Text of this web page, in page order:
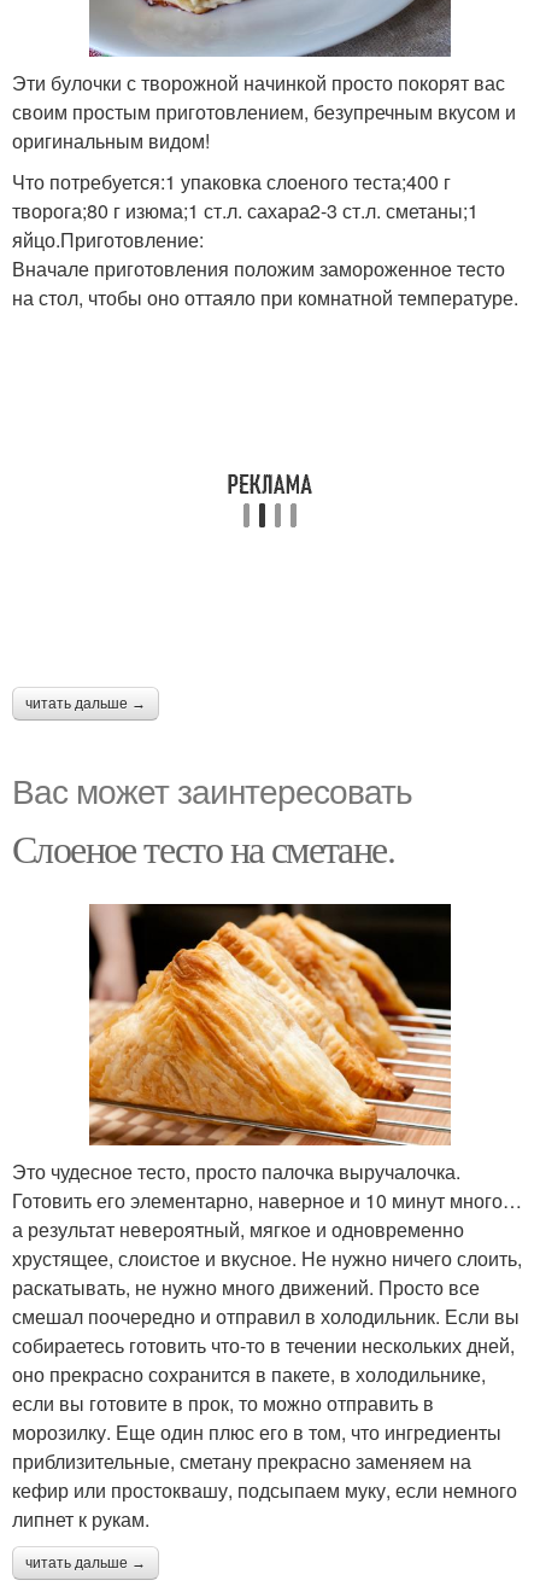
Эти булочки с творожной начинкой просто покорят вас
своим простым приготовлением, безупречным вкусом и
оригинальным видом!
Что потребуется:1 упаковка слоеного теста;400 г
творога;80 г изюма;1 ст.л. сахара2-3 ст.л. сметаны;1
яйцо.Приготовление:
Вначале приготовления положим замороженное тесто
на стол, чтобы оно оттаяло при комнатной температуре.
читать дальше →
Вас может заинтересовать
Слоеное тесто на сметане.
Это чудесное тесто, просто палочка выручалочка.
Готовить его элементарно, наверное и 10 минут много…
а результат невероятный, мягкое и одновременно
хрустящее, слоистое и вкусное. Не нужно ничего слоить,
раскатывать, не нужно много движений. Просто все
смешал поочередно и отправил в холодильник. Если вы
собираетесь готовить что-то в течении нескольких дней,
оно прекрасно сохранится в пакете, в холодильнике,
если вы готовите в прок, то можно отправить в
морозилку. Еще один плюс его в том, что ингредиенты
приблизительные, сметану прекрасно заменяем на
кефир или простоквашу, подсыпаем муку, если немного
липнет к рукам.
читать дальше →